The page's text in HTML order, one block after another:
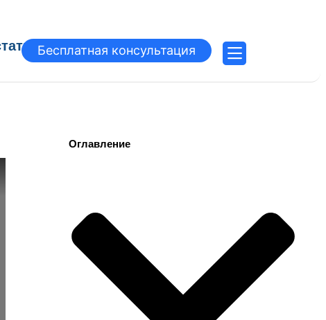
Бесплатная консультация
Оглавление